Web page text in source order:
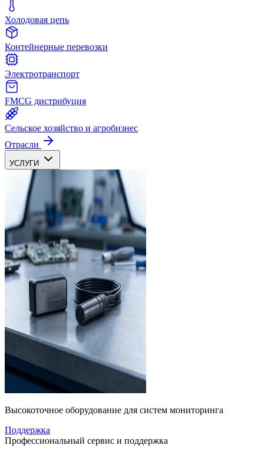
Холодовая цепь
Контейнерные перевозки
Электротранспорт
FMCG дистрибуция
Сельское хозяйство и агробизнес
Отрасли
УСЛУГИ
Высокоточное оборудование для систем мониторинга
Поддержка
Профессиональный сервис и поддержка